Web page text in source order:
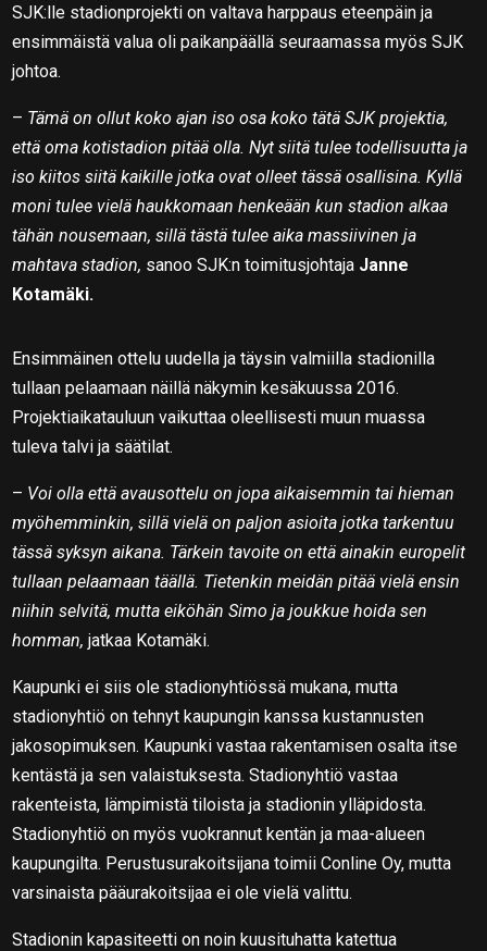
SJK:lle stadionprojekti on valtava harppaus eteenpäin ja
ensimmäistä valua oli paikanpäällä seuraamassa myös SJK
johtoa.
– Tämä on ollut koko ajan iso osa koko tätä SJK projektia,
että oma kotistadion pitää olla. Nyt siitä tulee todellisuutta ja
iso kiitos siitä kaikille jotka ovat olleet tässä osallisina. Kyllä
moni tulee vielä haukkomaan henkeään kun stadion alkaa
tähän nousemaan, sillä tästä tulee aika massiivinen ja
mahtava stadion, sanoo SJK:n toimitusjohtaja Janne
Kotamäki.
Ensimmäinen ottelu uudella ja täysin valmiilla stadionilla
tullaan pelaamaan näillä näkymin kesäkuussa 2016.
Projektiaikatauluun vaikuttaa oleellisesti muun muassa
tuleva talvi ja säätilat.
– Voi olla että avausottelu on jopa aikaisemmin tai hieman
myöhemminkin, sillä vielä on paljon asioita jotka tarkentuu
tässä syksyn aikana. Tärkein tavoite on että ainakin europelit
tullaan pelaamaan täällä. Tietenkin meidän pitää vielä ensin
niihin selvitä, mutta eiköhän Simo ja joukkue hoida sen
homman, jatkaa Kotamäki.
Kaupunki ei siis ole stadionyhtiössä mukana, mutta
stadionyhtiö on tehnyt kaupungin kanssa kustannusten
jakosopimuksen. Kaupunki vastaa rakentamisen osalta itse
kentästä ja sen valaistuksesta. Stadionyhtiö vastaa
rakenteista, lämpimistä tiloista ja stadionin ylläpidosta.
Stadionyhtiö on myös vuokrannut kentän ja maa-alueen
kaupungilta. Perustusurakoitsijana toimii Conline Oy, mutta
varsinaista pääurakoitsijaa ei ole vielä valittu.
Stadionin kapasiteetti on noin kuusituhatta katettua